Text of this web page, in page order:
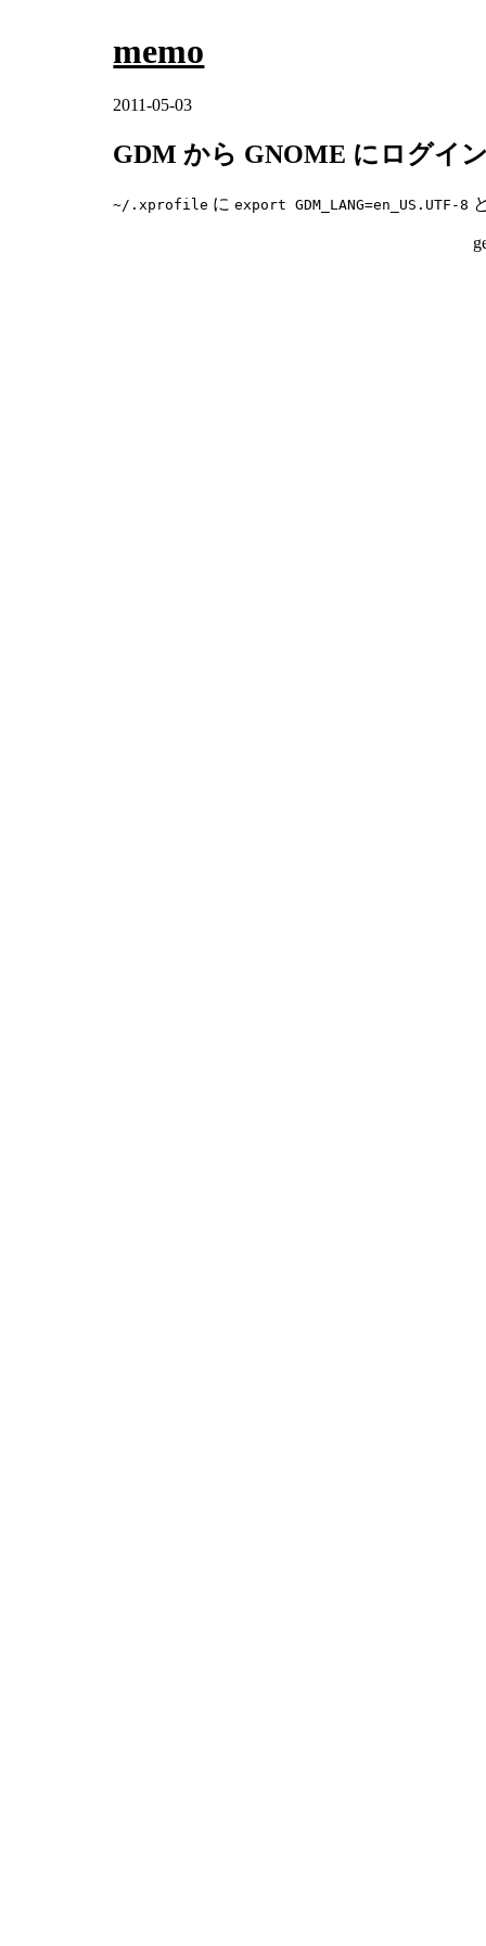
memo
2011-05-03
GDM から GNOME にログイ
~/.xprofile にexport GDM_LANG=en_US.UTF-8